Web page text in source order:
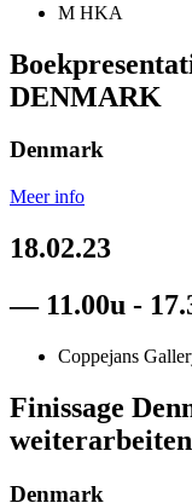
M HKA
DENMARK
Denmark
Meer info
18.02.23
— 11.00u -
Coppejans
Finissage
Denmark